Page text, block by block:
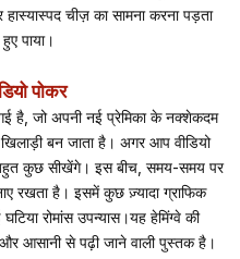
चीज़ का सामना करना पड़ता
पाया।
पोकर
है, जो अपनी नई प्रेमिका के नक्शेकदम
बन जाता है। अगर आप वीडियो
कुछ सीखेंगे। इस बीच, समय-समय पर
रखता है। इसमें कुछ ज़्यादा ग्राफिक
रोमांस उपन्यास।यह हेमिंग्वे की
आसानी से पढ़ी जाने वाली पुस्तक है।